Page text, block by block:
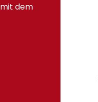
mit dem